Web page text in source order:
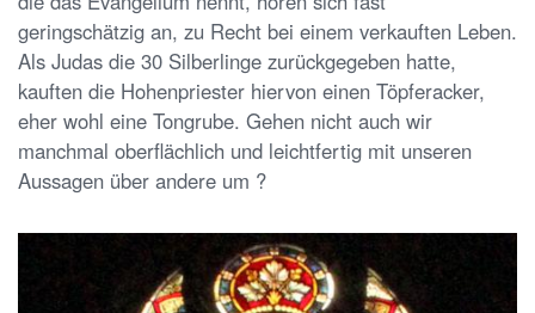
geringschätzig an, zu Recht bei einem verkauften Leben.
Als Judas die 30 Silberlinge zurückgegeben hatte,
kauften die Hohenpriester hiervon einen Töpferacker,
eher wohl eine Tongrube. Gehen nicht auch wir
manchmal oberflächlich und leichtfertig mit unseren
Aussagen über andere um ?